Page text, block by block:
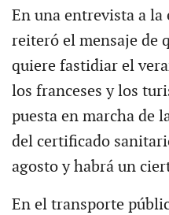
En una entrevista a la
reiteró el mensaje de
quiere fastidiar el
los franceses y los
puesta en marcha de
del certificado
agosto y habrá un
En el transporte